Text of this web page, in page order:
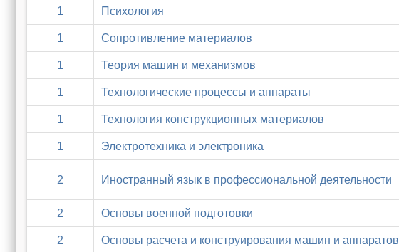
1 Психология
1 Сопротивление материалов
1 Теория машин и механизмов
1 Технологические процессы и аппараты
1 Технология конструкционных материалов
1 Электротехника и электроника
2 Иностранный язык в профессиональной деятельности
2 Основы военной подготовки
2 Основы расчета и конструирования машин и аппаратов